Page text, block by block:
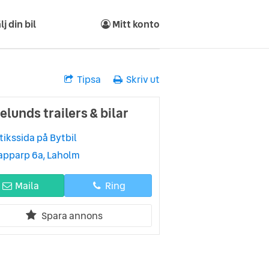
din bil Mitt konto
Tipsa Skriv ut
trailers & bilar
på Bytbil
6a, Laholm
Maila Ring
Spara annons